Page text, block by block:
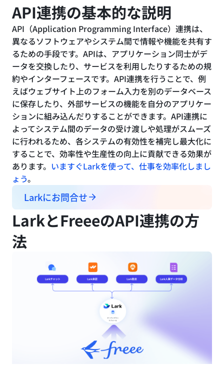
API連携の基本的な説明
API（Application Programming Interface）連携は、
異なるソフトウェアやシステム間で情報や機能を共有す
るための手段です。APIは、アプリケーション同士がデ
ータを交換したり、サービスを利用したりするための規
約やインターフェースです。API連携を行うことで、例
えばウェブサイト上のフォーム入力を別のデータベース
に保存したり、外部サービスの機能を自分のアプリケー
ションに組み込んだりすることができます。API連携に
よってシステム間のデータの受け渡しや処理がスムーズ
に行われるため、各システムの有効性を補完し最大化に
することで、効率性や生産性の向上に貢献できる効果が
あります。 いますぐLarkを使って、仕事を効率化しまし
ょう。
Larkにお問合せ
LarkとFreeeのAPI連携の方
法